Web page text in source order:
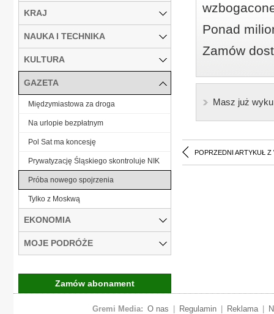
Ponad
Zamów
Masz już
POPRZEDNI ARTYKUŁ Z
KRAJ
NAUKA I TECHNIKA
KULTURA
GAZETA
Międzymiastowa za droga
Na urlopie bezpłatnym
Pol Sat ma koncesję
Prywatyzację Śląskiego skontroluje NIK
Próba nowego spojrzenia
Tylko z Moskwą
EKONOMIA
MOJE PODRÓŻE
Zamów abonament
Gremi Media: O nas Regulamin Reklama